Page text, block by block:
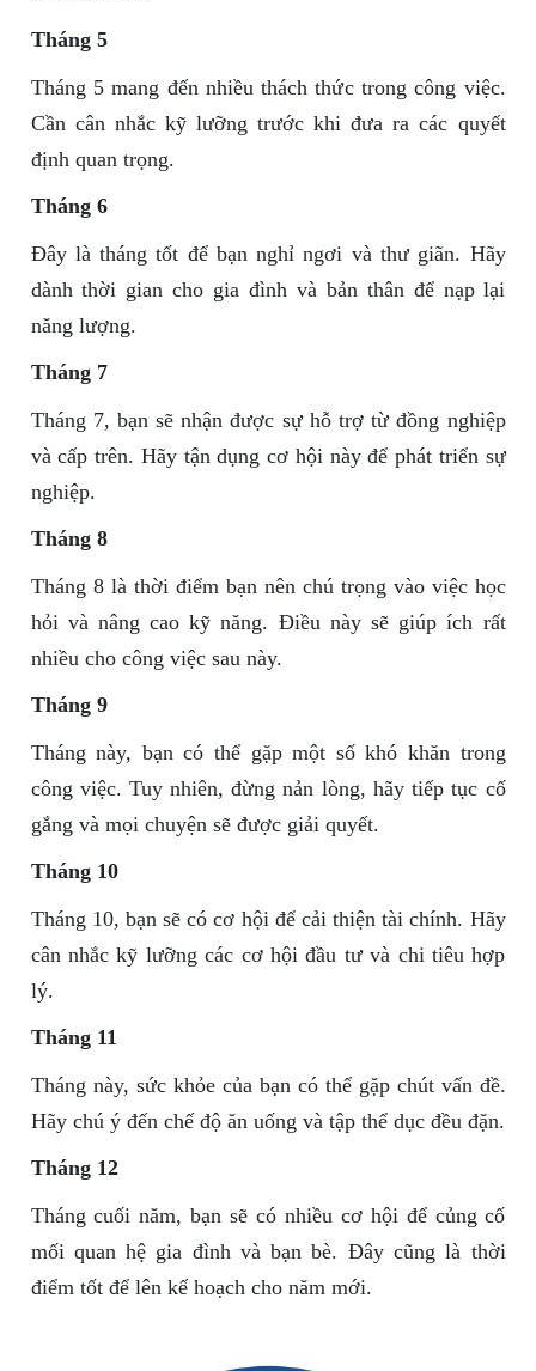
Tháng 5
Tháng 5 mang đến nhiều thách thức trong công việc.
Cần cân nhắc kỹ lưỡng trước khi đưa ra các quyết
định quan trọng.
Tháng 6
Đây là tháng tốt để bạn nghỉ ngơi và thư giãn. Hãy
dành thời gian cho gia đình và bản thân để nạp lại
năng lượng.
Tháng 7
Tháng 7, bạn sẽ nhận được sự hỗ trợ từ đồng nghiệp
và cấp trên. Hãy tận dụng cơ hội này để phát triển sự
nghiệp.
Tháng 8
Tháng 8 là thời điểm bạn nên chú trọng vào việc học
hỏi và nâng cao kỹ năng. Điều này sẽ giúp ích rất
nhiều cho công việc sau này.
Tháng 9
Tháng này, bạn có thể gặp một số khó khăn trong
công việc. Tuy nhiên, đừng nản lòng, hãy tiếp tục cố
gắng và mọi chuyện sẽ được giải quyết.
Tháng 10
Tháng 10, bạn sẽ có cơ hội để cải thiện tài chính. Hãy
cân nhắc kỹ lưỡng các cơ hội đầu tư và chi tiêu hợp
lý.
Tháng 11
Tháng này, sức khỏe của bạn có thể gặp chút vấn đề.
Hãy chú ý đến chế độ ăn uống và tập thể dục đều đặn.
Tháng 12
Tháng cuối năm, bạn sẽ có nhiều cơ hội để củng cố
mối quan hệ gia đình và bạn bè. Đây cũng là thời
điểm tốt để lên kế hoạch cho năm mới.